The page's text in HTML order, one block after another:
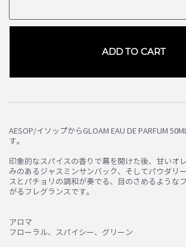
ADD TO CART
AESOP/イソップからGLOAM EAU DE PARFUM
す。
印象的なスパイスの香りで幕を開けた後、甘いオ
みのあるジャスミンサンバック、そしてパウダリ
スとパチョリの調和が奏でる、目のさめるような
がるフレグランスです。
アロマ
フローラル、スパイシー、グリーン